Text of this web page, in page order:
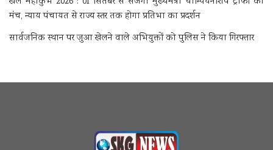
मंच, न्याय पंचायत से राज्य स्तर तक होगा प्रतिभा का प्रदर्शन
सार्वजनिक स्थान पर जुआ खेलने वाले अभियुक्तों को पुलिस ने किया गिरफ्तार